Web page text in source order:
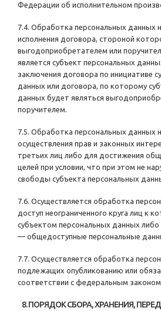
Федерации об исполнительном
7.4. Обработка персональных данных
исполнения договора, стороной
выгодоприобретателем или
является субъект персональных
заключения договора по инициативе
данных или договора, по которому
данных будет являться
поручителем.
7.5. Обработка персональных данных
осуществления прав и законных
третьих лиц либо для достижения
целей при условии, что при этом не
свободы субъекта персональных
7.6. Осуществляется обработка
доступ неограниченного круга лиц к
субъектом персональных данных либо
— общедоступные персональные
7.7. Осуществляется обработка
подлежащих опубликованию или
соответствии с федеральным
8. ПОРЯДОК СБОРА, ХРАНЕНИЯ,